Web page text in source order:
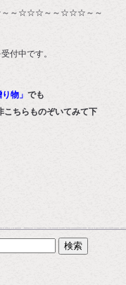
～☆☆☆～～☆☆☆～～
付中です。
り物」でも
こちらものぞいてみて下